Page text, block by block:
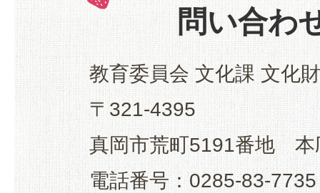
問い合わ
教育委員会 文化課 文化
〒321-4395
真岡市荒町5191番地 本
電話番号：0285-83-7735